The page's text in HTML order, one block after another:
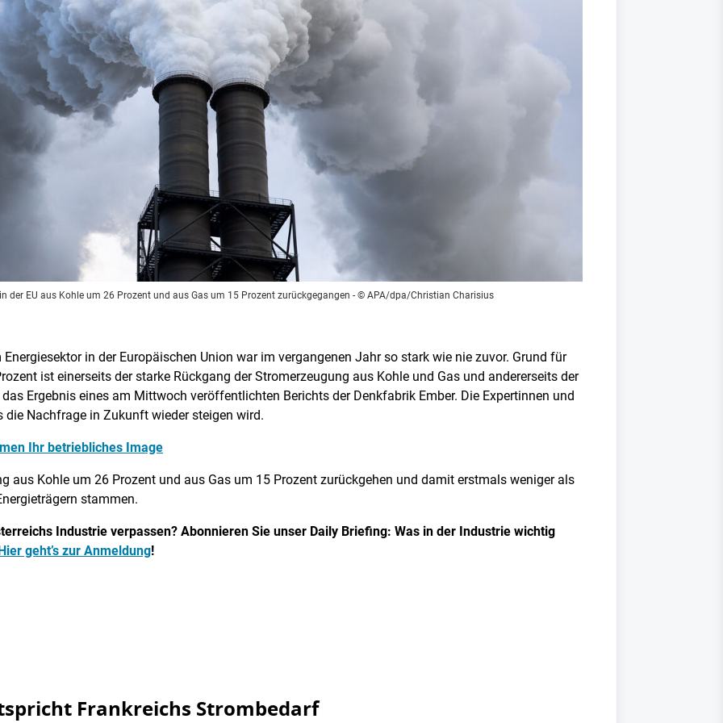
der EU aus Kohle um 26 Prozent und aus Gas um 15 Prozent zurückgegangen - © APA/dpa/Christian Charisius
in der Europäischen Union war im vergangenen Jahr so stark wie nie zuvor. Grund für
ist einerseits der starke Rückgang der Stromerzeugung aus Kohle und Gas und andererseits der
Ergebnis eines am Mittwoch veröffentlichten Berichts der Denkfabrik Ember. Die Expertinnen und
die Nachfrage in Zukunft wieder steigen wird.
Ihr betriebliches Image
aus Kohle um 26 Prozent und aus Gas um 15 Prozent zurückgehen und damit erstmals weniger als
stammen.
Industrie verpassen? Abonnieren Sie unser Daily Briefing: Was in der Industrie wichtig
geht’s zur Anmeldung!
Frankreichs Strombedarf